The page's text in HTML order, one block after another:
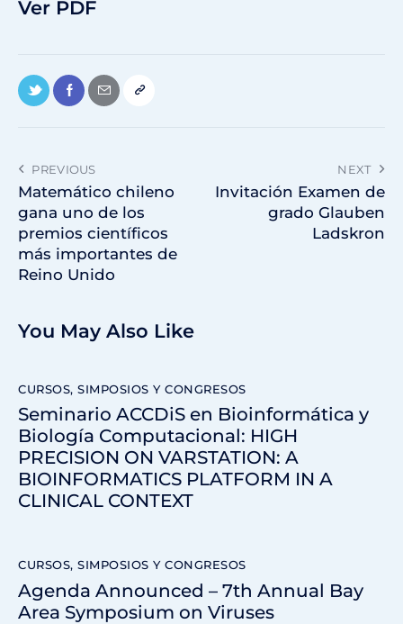
Ver PDF
PREVIOUS
Matemático chileno
gana uno de los
premios científicos
más importantes de
Reino Unido
NEXT
Invitación Examen de
grado Glauben
Ladskron
You May Also Like
CURSOS, SIMPOSIOS Y CONGRESOS
Seminario ACCDiS en Bioinformática y
Biología Computacional: HIGH
PRECISION ON VARSTATION: A
BIOINFORMATICS PLATFORM IN A
CLINICAL CONTEXT
CURSOS, SIMPOSIOS Y CONGRESOS
Agenda Announced – 7th Annual Bay
Area Symposium on Viruses